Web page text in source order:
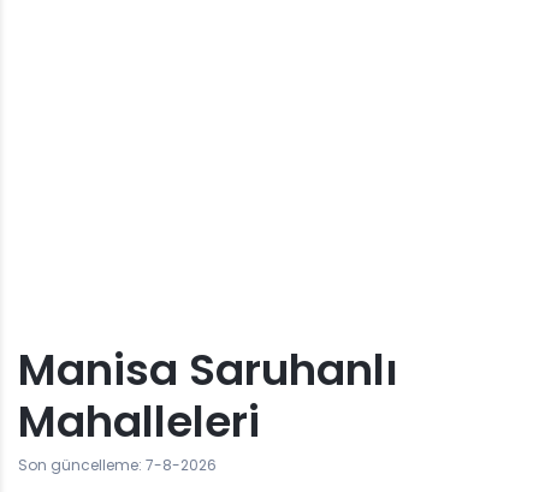
Manisa Saruhanlı
Mahalleleri
Son güncelleme: 7-8-2026